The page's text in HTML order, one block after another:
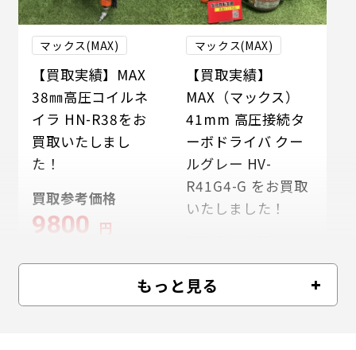
マックス(MAX)
【買取実績】MAX
38㎜高圧コイルネ
イラ HN-R38をお
買取いたしまし
た！
買取参考価格
9800 円
マックス(MAX)
【買取実績】
MAX（マックス）
41mm 高圧接続タ
ーボドライバ クー
ルグレー HV-
R41G4-G をお買取
いたしました！
12500
もっと見る